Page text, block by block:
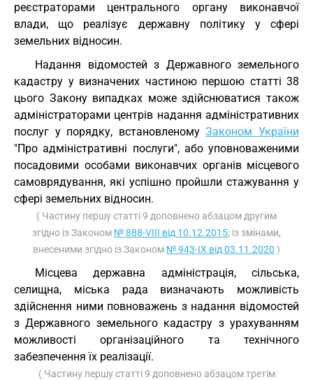
реєстраторами центрального органу виконавчої
влади, що реалізує державну політику у сфері
земельних відносин.
Надання відомостей з Державного земельного
кадастру у визначених частиною першою статті 38
цього Закону випадках може здійснюватися також
адміністраторами центрів надання адміністративних
послуг у порядку, встановленомуЗаконом України
"Про адміністративні послуги", або уповноваженими
посадовими особами виконавчих органів місцевого
самоврядування, які успішно пройшли стажування у
сфері земельних відносин.
( Частину першу статті 9 доповнено абзацом другим
згідно із Законом № 888-VIII від 10.12.2015; із змінами,
внесеними згідно із Законом № 943-IX від 03.11.2020 )
Місцева державна адміністрація, сільська,
селищна, міська рада визначають можливість
здійснення ними повноважень з надання відомостей
з Державного земельного кадастру з урахуванням
можливості організаційного та технічного
забезпечення їх реалізації.
( Частину першу статті 9 доповнено абзацом третім